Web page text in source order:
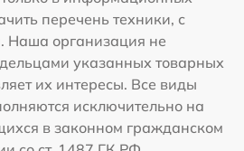
перечень техники, с
Наша организация не
указанных товарных
их интересы. Все виды
исключительно на
в законном гражданском